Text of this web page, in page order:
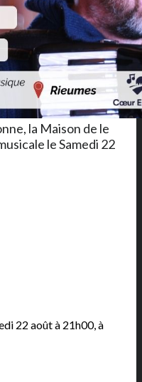
la Maison de le
le Samedi 22
22 août à 21h00, à